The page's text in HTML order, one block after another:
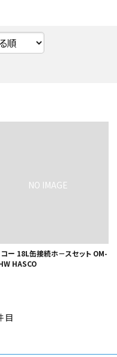
ー 18L缶接続ホ－スセット OM-
HASCO
目